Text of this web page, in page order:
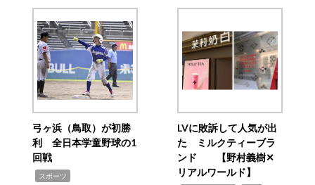
弓ヶ浜（鳥取）が初勝
利 全日本学童野球の1
回戦
スポーツ
LVに敗訴して人気が出
た ミルクティーブラ
ンド 【野村義樹✕
リアルワールド】